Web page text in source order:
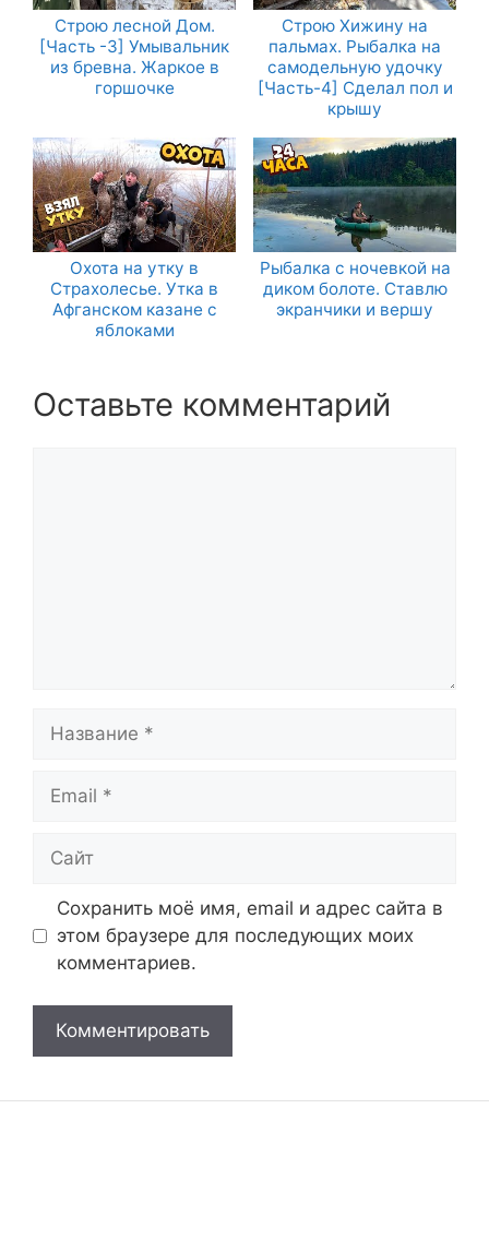
Строю лесной Дом.
[Часть -3] Умывальник
из бревна. Жаркое в
горшочке
Строю Хижину на
пальмах. Рыбалка на
самодельную удочку
[Часть-4] Сделал пол и
крышу
Охота на утку в
Страхолесье. Утка в
Афганском казане с
яблоками
Рыбалка с ночевкой на
диком болоте. Ставлю
экранчики и вершу
Оставьте комментарий
Название
Email
Сайт
Сохранить моё имя, email и адрес сайта в
этом браузере для последующих моих
комментариев.